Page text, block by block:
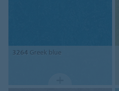
3264 Greek blue